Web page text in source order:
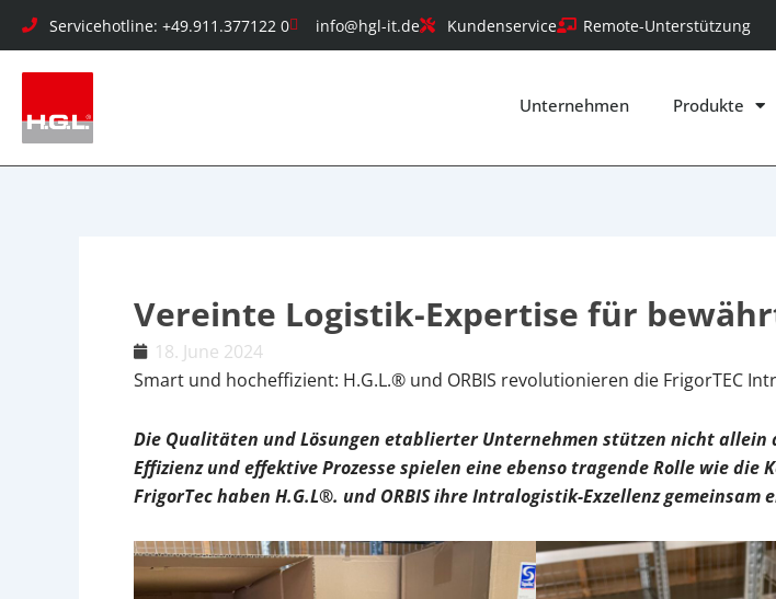
Skip
content
Servicehotline: +49.911.377122 0 info@hgl-it.de Kundenservice Remote-Unterstützung
Unternehmen Produkte
Vereinte Logistik-Expertise für
18. June 2024
Smart und hocheffizient: H.G.L.® und ORBIS revolutionieren die FrigorTEC
Die Qualitäten und Lösungen etablierter Unternehmen stützen nicht
Effizienz und effektive Prozesse spielen eine ebenso tragende Rolle wie
FrigorTec haben H.G.L®. und ORBIS ihre Intralogistik-Exzellenz gemeinsam